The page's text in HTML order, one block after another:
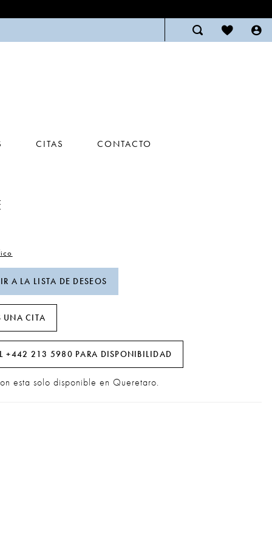
CITAS CONTACTO
A LA LISTA DE DESEOS
UNA CITA
+442 213 5980 PARA DISPONIBILIDAD
esta solo disponible en Queretaro.